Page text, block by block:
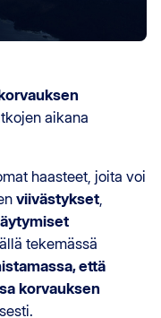
aikana
haasteet, joita voi
viivästykset,
tekemässä
että
korvauksen